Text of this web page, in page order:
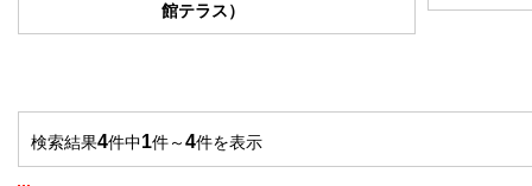
館テラス）
検索結果4件中1件～4件を表示